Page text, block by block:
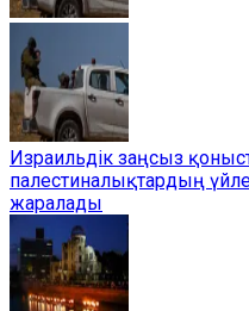
Израильдік заңсыз
палестиналықтардың
жаралады